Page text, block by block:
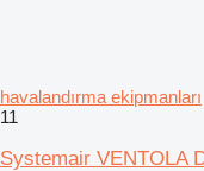
havalandırma ekipmanları
11
Systemair VENTOLA